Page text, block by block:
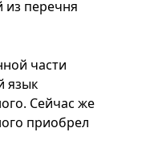
из перечня
части
язык
Сейчас же
приобрел